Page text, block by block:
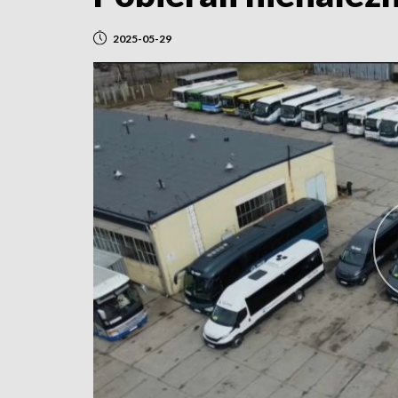
2025-05-29